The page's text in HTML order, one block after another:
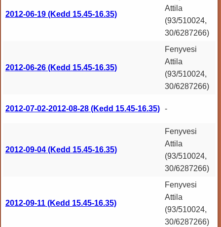
2012-06-19 (Kedd 15.45-16.35)
Attila
(93/510024,
30/6287266)
2012-06-26 (Kedd 15.45-16.35)
Fenyvesi
Attila
(93/510024,
30/6287266)
2012-07-02-2012-08-28 (Kedd 15.45-16.35) -
2012-09-04 (Kedd 15.45-16.35)
Fenyvesi
Attila
(93/510024,
30/6287266)
2012-09-11 (Kedd 15.45-16.35)
Fenyvesi
Attila
(93/510024,
30/6287266)